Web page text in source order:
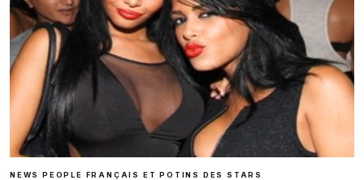
NEWS PEOPLE FRANÇAIS ET POTINS DES STARS